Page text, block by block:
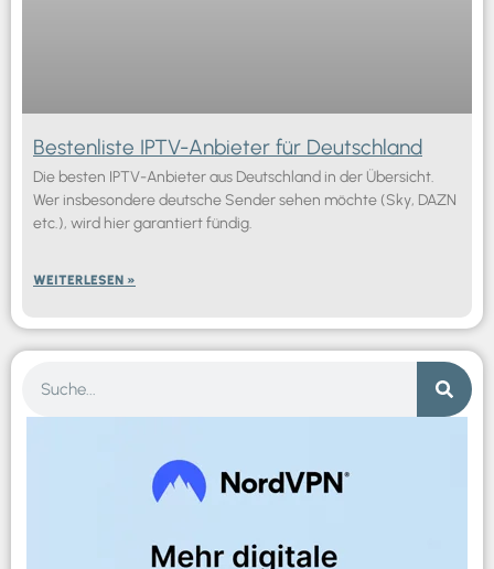
Bestenliste IPTV-Anbieter für Deutschland
Die besten IPTV-Anbieter aus Deutschland in der Übersicht.
Wer insbesondere deutsche Sender sehen möchte (Sky, DAZN
etc.), wird hier garantiert fündig.
WEITERLESEN »